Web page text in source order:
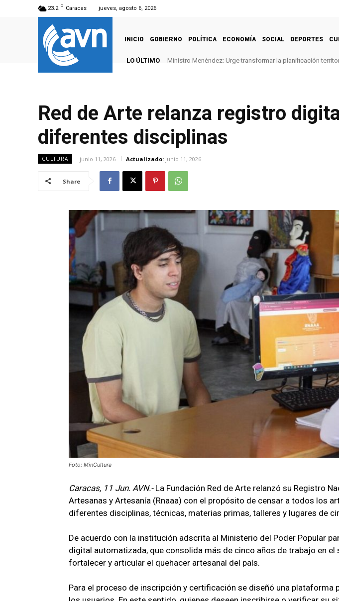
23.2 C Caracas jueves, agosto 6, 2026
INICIO GOBIERNO POLÍTICA ECONOMÍA SOCIAL DEPORTES
LO ÚLTIMO Ministro Menéndez: Urge transformar la planificación
Red de Arte relanza registro
diferentes disciplinas
CULTURA junio 11, 2026 Actualizado: junio 11, 2026
Share
Foto: MinCultura
Caracas, 11 Jun. AVN.- La Fundación Red de Arte relanzó su Registro
Artesanas y Artesanía (Rnaaa) con el propósito de censar a todos los
diferentes disciplinas, técnicas, materias primas, talleres y lugares de
De acuerdo con la institución adscrita al Ministerio del Poder Popular
digital automatizada, que consolida más de cinco años de trabajo en el
fortalecer y articular el quehacer artesanal del país.
Para el proceso de inscripción y certificación se diseñó una plataforma